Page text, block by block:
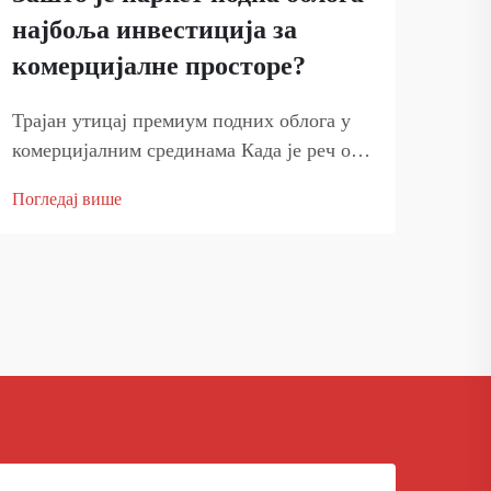
најбоља инвестиција за
комерцијалне просторе?
Трајан утицај премиум подних облога у
комерцијалним срединама Када је реч о
која одлука има толико велики значај као
Погледај више